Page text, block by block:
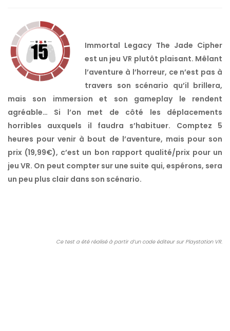
Immortal Legacy The Jade Cipher
est un jeu VR plutôt plaisant. Mêlant
l’aventure à l’horreur, ce n’est pas à
travers son scénario qu’il brillera,
mais son immersion et son gameplay le rendent
agréable… Si l’on met de côté les déplacements
horribles auxquels il faudra s’habituer. Comptez 5
heures pour venir à bout de l’aventure, mais pour son
prix (19,99€), c’est un bon rapport qualité/prix pour un
jeu VR. On peut compter sur une suite qui, espérons, sera
un peu plus clair dans son scénario.
Ce test a été réalisé à partir d’un code éditeur sur Playstation VR.